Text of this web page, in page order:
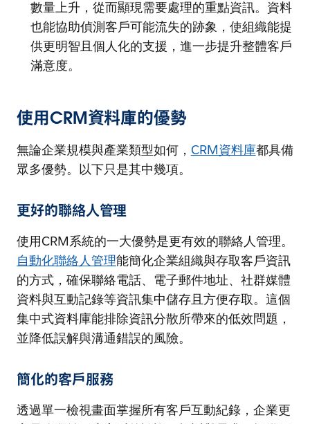
數量上升，從而顯現需要處理的重點資訊。資料
也能協助偵測客戶可能流失的跡象，使組織能提
供更明智且個人化的支援，進一步提升整體客戶
滿意度。
使用CRM資料庫的優勢
無論企業規模與產業類型如何， CRM資料庫都具備
眾多優勢。以下只是其中幾項。
更好的聯絡人管理
使用CRM系統的一大優勢是更有效的聯絡人管理。
自動化聯絡人管理能簡化企業組織與存取客戶資訊
的方式，確保聯絡電話、電子郵件地址、社群媒體
資料與互動記錄等資訊集中儲存且方便存取。這個
集中式資料庫能排除資訊分散所帶來的低效問題，
並降低誤解與溝通錯誤的風險。
簡化的客戶服務
透過單一檢視畫面掌握所有客戶互動紀錄，企業更